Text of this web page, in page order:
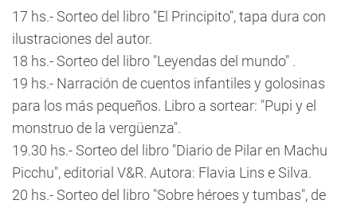
17 hs.- Sorteo del libro "El Principito", tapa dura con
ilustraciones del autor.
18 hs.- Sorteo del libro "Leyendas del mundo" .
19 hs.- Narración de cuentos infantiles y golosinas
para los más pequeños. Libro a sortear: "Pupi y el
monstruo de la vergüenza".
19.30 hs.- Sorteo del libro "Diario de Pilar en Machu
Picchu", editorial V&R. Autora: Flavia Lins e Silva.
20 hs.- Sorteo del libro "Sobre héroes y tumbas", de